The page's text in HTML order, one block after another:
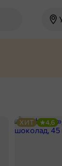
ХИТ 4,6